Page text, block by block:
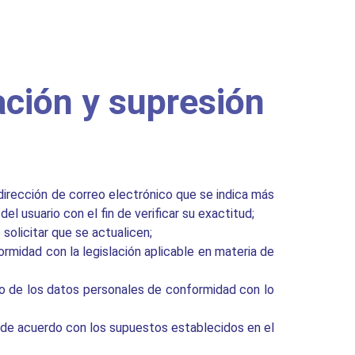
y supresión
de correo electrónico que se indica más
usuario con el fin de verificar su exactitud;
que se actualicen;
con la legislación aplicable en materia de
de los datos personales de conformidad con lo
acuerdo con los supuestos establecidos en el